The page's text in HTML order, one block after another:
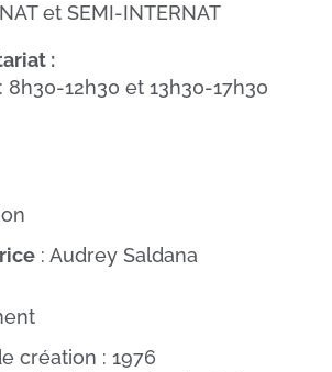
et SEMI-INTERNAT
:
8h30-12h30 et 13h30-17h30
: Audrey Saldana
création : 1976